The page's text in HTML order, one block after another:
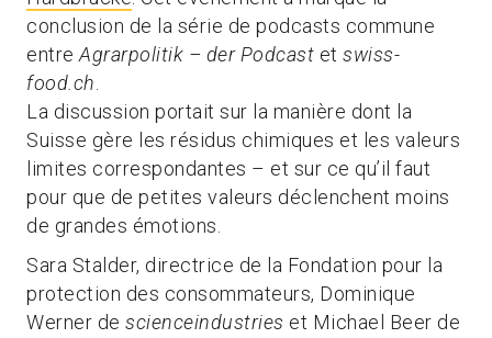
conclusion de la série de podcasts commune
entre Agrarpolitik – der Podcast et swiss-
food.ch
La discussion portait sur la manière dont la
Suisse gère les résidus chimiques et les valeurs
limites correspondantes – et sur ce qu’il faut
pour que de petites valeurs déclenchent moins
de grandes émotions.
Sara Stalder, directrice de la Fondation pour la
protection des consommateurs, Dominique
Werner de scienceindustries et Michael Beer de